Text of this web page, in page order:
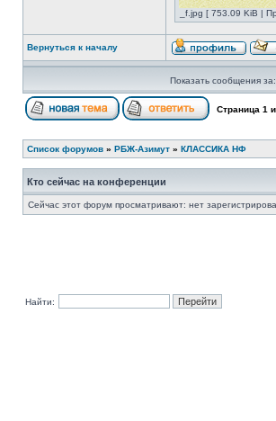
_f.jpg [ 753.09 KiB |
Вернуться к началу
Показать сообщения за:
Страница 1
Список форумов » РБЖ-Азимут » КЛАССИКА НФ
Кто сейчас на конференции
Сейчас этот форум просматривают: нет
Найти: